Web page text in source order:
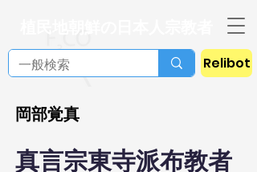
Relibot
岡部覚真